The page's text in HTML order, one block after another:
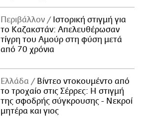
Περιβάλλον
Ιστορική στιγμή για
το Καζακστάν: Απελευθέρωσαν
τίγρη του Αμούρ στη φύση μετά
από 70 χρόνια
Ελλάδα
Βίντεο ντοκουμέντο από
το τροχαίο στις Σέρρες: Η στιγμή
της σφοδρής σύγκρουσης - Νεκροί
μητέρα και γιος